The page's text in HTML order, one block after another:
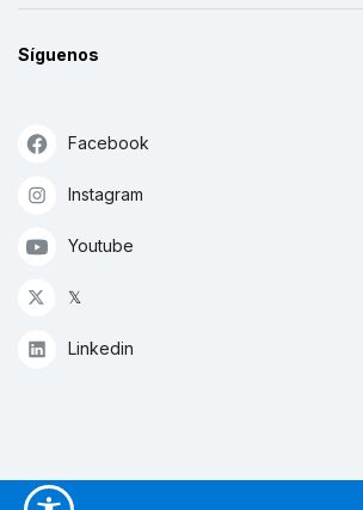
Síguenos
Facebook
Instagram
Youtube
𝕏
Linkedin